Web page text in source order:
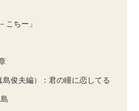
こちー」
俊夫編）：君の瞳に恋してる